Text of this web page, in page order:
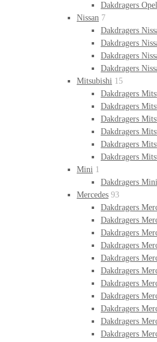
Dakdragers
Nissan 7
Dakdragers
Dakdragers
Dakdragers
Dakdragers
Mitsubishi 15
Dakdragers
Dakdragers
Dakdragers
Dakdragers
Dakdragers
Dakdragers
Mini 1
Dakdragers
Mercedes 93
Dakdragers
Dakdragers
Dakdragers
Dakdragers
Dakdragers
Dakdragers
Dakdragers
Dakdragers
Dakdragers
Dakdragers
Dakdragers